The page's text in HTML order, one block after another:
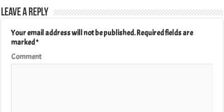
Leave a Reply
Your email address will not be published.Required fields are
marked*
Comment